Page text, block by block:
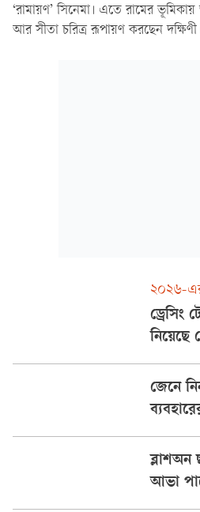
‘রামায়ণ’ সিনেমা। এতে রামের
আর সীতা চরিত্র রূপায়ণ করছেন দক্ষিণী
২০২৬-এর
ড্রেসিং
নিয়েছে
জেনে
ব্লাশঅন
আভা